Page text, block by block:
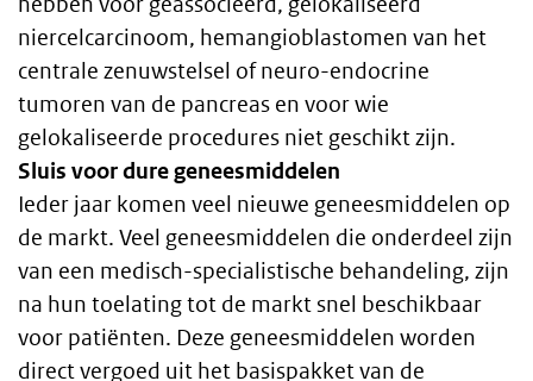
niercelcarcinoom, hemangioblastomen van het
centrale zenuwstelsel of neuro-endocrine
tumoren van de pancreas en voor wie
gelokaliseerde procedures niet geschikt zijn.
Sluis voor dure geneesmiddelen
Ieder jaar komen veel nieuwe geneesmiddelen op
de markt. Veel geneesmiddelen die onderdeel zijn
van een medisch-specialistische behandeling, zijn
na hun toelating tot de markt snel beschikbaar
voor patiënten. Deze geneesmiddelen worden
direct vergoed uit het basispakket van de